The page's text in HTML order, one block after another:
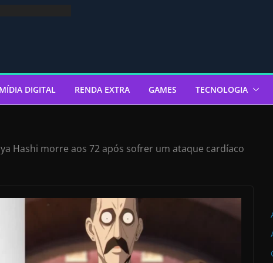
MÍDIA DIGITAL RENDA EXTRA GAMES TECNOLOGIA
Hashi morre aos 72 após sofrer um ataque cardíaco